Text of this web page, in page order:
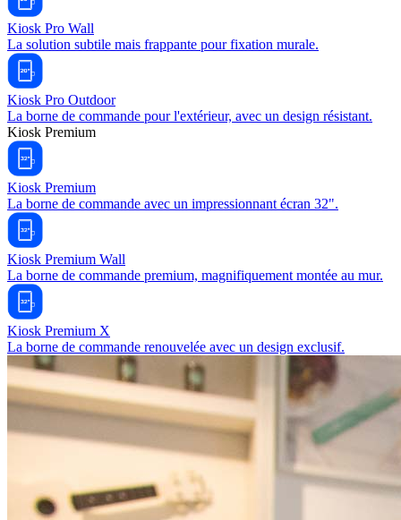
Kiosk Pro Wall
La solution subtile mais frappante pour fixation murale.
Kiosk Pro Outdoor
La borne de commande pour l'extérieur, avec un design résistant.
Kiosk Premium
Kiosk Premium
La borne de commande avec un impressionnant écran 32".
Kiosk Premium Wall
La borne de commande premium, magnifiquement montée au mur.
Kiosk Premium X
La borne de commande renouvelée avec un design exclusif.